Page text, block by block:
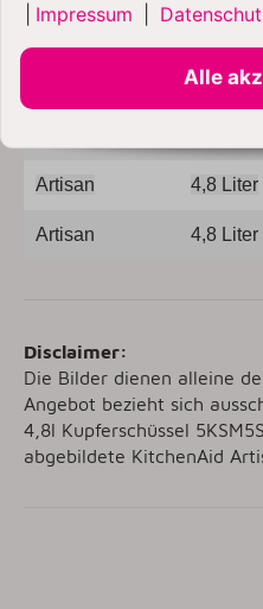
4,8 Liter
Artisan 4,8 Liter
Artisan 4,8 Liter
Disclaimer:
Die Bilder dienen alleine
Angebot bezieht sich
4,8l Kupferschüssel
abgebildete KitchenAid
Impressum
Alle